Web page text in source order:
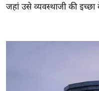
ब
जहां उसे व्यवस्थाजी की इच्छा